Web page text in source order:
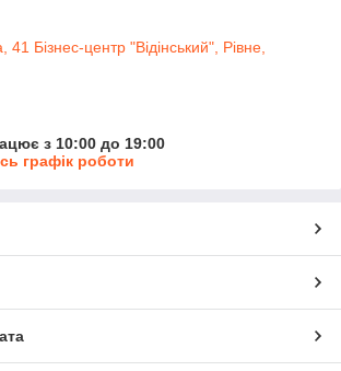
41 Бізнес-центр "Відінський", Рівне,
з 10:00 до 19:00
графік роботи